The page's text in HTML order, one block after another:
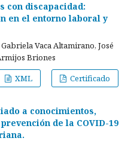
con discapacidad:
en el entorno laboral y
Vaca Altamirano, José
Briones
XML Certificado
a conocimientos,
de la COVID-19